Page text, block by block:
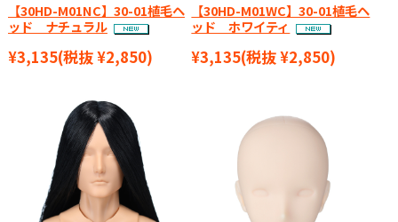
【30HD-M01NC】30-01植毛ヘ
ッド ナチュラル
¥3,135(税抜 ¥2,850)
【30HD-M01WC】30-01植毛ヘ
ッド ホワイティ
¥3,135(税抜 ¥2,850)